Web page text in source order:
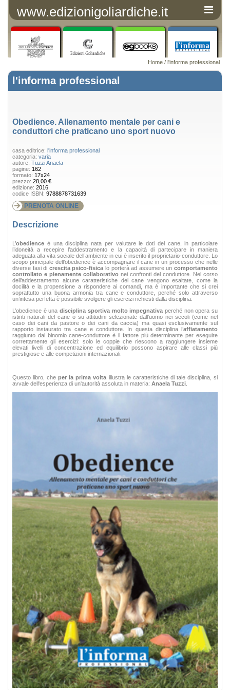
www.edizionigoliardiche.it
Home / l'informa professional
l'informa professional
Obedience. Allenamento mentale per cani e
conduttori che praticano uno sport nuovo
casa editrice: l'informa professional
categoria: varia
autore: Tuzzi Anaela
pagine: 162
formato: 17x24
prezzo: 28,00 €
edizione: 2016
codice ISBN: 9788878731639
PRENOTA ONLINE
Descrizione
L’obedience è una disciplina nata per valutare le doti del cane, in particolare
l’idoneità a recepire l’addestramento e la capacità di partecipare in maniera
adeguata alla vita sociale dell’ambiente in cui è inserito il proprietario-conduttore. Lo
scopo principale dell’obedience è accompagnare il cane in un processo che nelle
diverse fasi di crescita psico-fisicalo porterà ad assumere uncomportamento
controllato e pienamente collaborativo nei confronti del conduttore. Nel corso
dell’addestramento alcune caratteristiche del cane vengono esaltate, come la
docilità e la propensione a rispondere ai comandi, ma è importante che si crei
soprattutto una buona armonia tra cane e conduttore, perché solo attraverso
un’intesa perfetta è possibile svolgere gli esercizi richiesti dalla disciplina.
L’obedience è unadisciplina sportiva molto impegnativa perché non opera su
istinti naturali del cane o su attitudini selezionate dall’uomo nei secoli (come nel
caso dei cani da pastore o dei cani da caccia) ma quasi esclusivamente sul
rapporto instaurato tra cane e conduttore. In questa disciplina l’affiatamento
raggiunto dal binomio cane-conduttore è il fattore più determinante per eseguire
correttamente gli esercizi: solo le coppie che riescono a raggiungere insieme
elevati livelli di concentrazione ed equilibrio possono aspirare alle classi più
prestigiose e alle competizioni internazionali.
Questo libro, cheper la prima volta illustra le caratteristiche di tale disciplina, si
avvale dell'esperienza di un'autorità assoluta in materia: Anaela Tuzzi